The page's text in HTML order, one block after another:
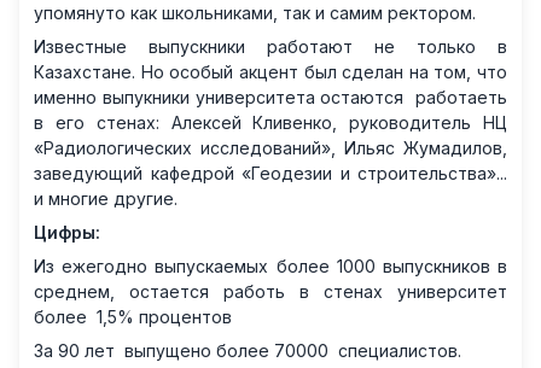
упомянуто как школьниками, так и самим ректором.
Известные выпускники работают не только в
Казахстане. Но особый акцент был сделан на том, что
именно выпукники университета остаются работаеть
в его стенах: Алексей Кливенко, руководитель НЦ
«Радиологических исследований», Ильяс Жумадилов,
заведующий кафедрой «Геодезии и строительства»...
и многие другие.
Цифры:
Из ежегодно выпускаемых более 1000 выпускников в
среднем, остается работь в стенах университет
более 1,5% процентов
За 90 лет выпущено более 70000 специалистов.